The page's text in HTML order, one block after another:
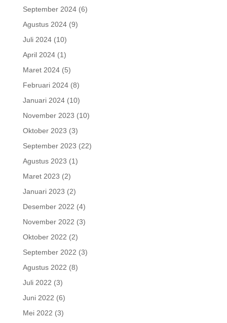
September 2024(6)
Agustus 2024(9)
Juli 2024(10)
April 2024(1)
Maret 2024(5)
Februari 2024(8)
Januari 2024(10)
November 2023 (10)
Oktober 2023 (3)
September 2023 (22)
Agustus 2023 (1)
Maret 2023 (2)
Januari 2023 (2)
Desember 2022 (4)
November 2022 (3)
Oktober 2022 (2)
September 2022 (3)
Agustus 2022 (8)
Juli 2022 (3)
Juni 2022 (6)
Mei 2022 (3)